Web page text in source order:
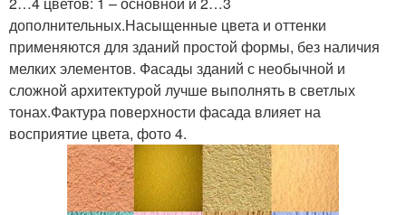
дополнительных.Насыщенные цвета и оттенки
применяются для зданий простой формы, без наличия
мелких элементов. Фасады зданий с необычной и
сложной архитектурой лучше выполнять в светлых
тонах.Фактура поверхности фасада влияет на
восприятие цвета, фото 4.